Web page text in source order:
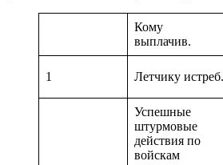
Кому
выплачив.
1 Летчику истреб.
Успешные
штурмовые
действия по
войскам